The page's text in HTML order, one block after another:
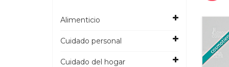
Alimenticio
Cuidado personal
Cuidado del hogar